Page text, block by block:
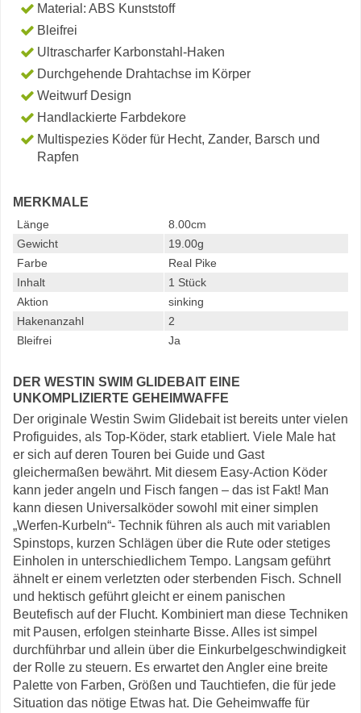
Material: ABS Kunststoff
Bleifrei
Ultrascharfer Karbonstahl-Haken
Durchgehende Drahtachse im Körper
Weitwurf Design
Handlackierte Farbdekore
Multispezies Köder für Hecht, Zander, Barsch und
Rapfen
MERKMALE
Länge
8.00cm
Gewicht
19.00g
Farbe
Real Pike
Inhalt
1 Stück
Aktion
sinking
Hakenanzahl
2
Bleifrei
Ja
DER WESTIN SWIM GLIDEBAIT EINE
UNKOMPLIZIERTE GEHEIMWAFFE
Der originale Westin Swim Glidebait ist bereits unter vielen
Profiguides, als Top-Köder, stark etabliert. Viele Male hat
er sich auf deren Touren bei Guide und Gast
gleichermaßen bewährt. Mit diesem Easy-Action Köder
kann jeder angeln und Fisch fangen – das ist Fakt! Man
kann diesen Universalköder sowohl mit einer simplen
„Werfen-Kurbeln“- Technik führen als auch mit variablen
Spinstops, kurzen Schlägen über die Rute oder stetiges
Einholen in unterschiedlichem Tempo. Langsam geführt
ähnelt er einem verletzten oder sterbenden Fisch. Schnell
und hektisch geführt gleicht er einem panischen
Beutefisch auf der Flucht. Kombiniert man diese Techniken
mit Pausen, erfolgen steinharte Bisse. Alles ist simpel
durchführbar und allein über die Einkurbelgeschwindigkeit
der Rolle zu steuern. Es erwartet den Angler eine breite
Palette von Farben, Größen und Tauchtiefen, die für jede
Situation das nötige Etwas hat. Die Geheimwaffe für